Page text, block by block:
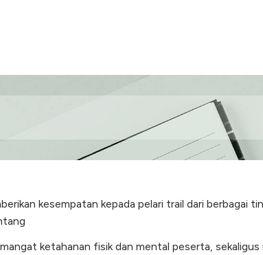
kesempatan kepada pelari trail dari berbagai
ketahanan fisik dan mental peserta,